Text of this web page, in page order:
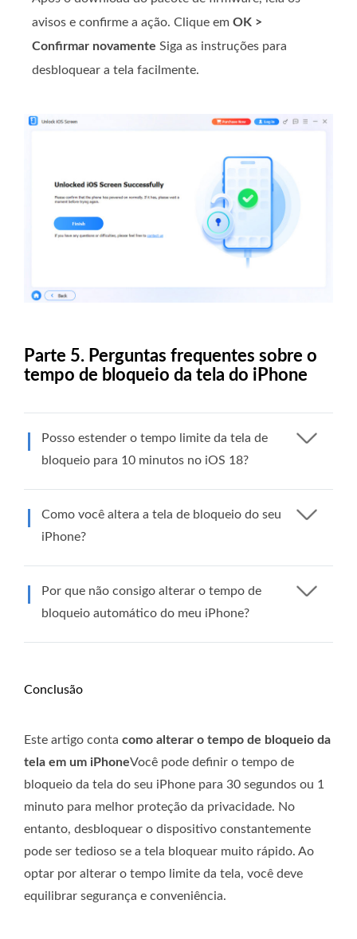
avisos e confirme a ação. Clique em OK >
Confirmar novamente Siga as instruções para
desbloquear a tela facilmente.
Parte 5. Perguntas frequentes sobre o
tempo de bloqueio da tela do iPhone
Posso estender o tempo limite da tela de
bloqueio para 10 minutos no iOS 18?
Como você altera a tela de bloqueio do seu
iPhone?
Por que não consigo alterar o tempo de
bloqueio automático do meu iPhone?
Conclusão
Este artigo conta como alterar o tempo de bloqueio da
tela em um iPhoneVocê pode definir o tempo de
bloqueio da tela do seu iPhone para 30 segundos ou 1
minuto para melhor proteção da privacidade. No
entanto, desbloquear o dispositivo constantemente
pode ser tedioso se a tela bloquear muito rápido. Ao
optar por alterar o tempo limite da tela, você deve
equilibrar segurança e conveniência.